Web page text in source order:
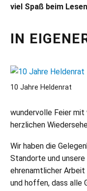
viel Spaß beim
IN
10 Jahre Heldenrat
wundervolle Feier mit
herzlichen
Wir haben die
Standorte und unsere
ehrenamtlicher
und hoffen, dass alle